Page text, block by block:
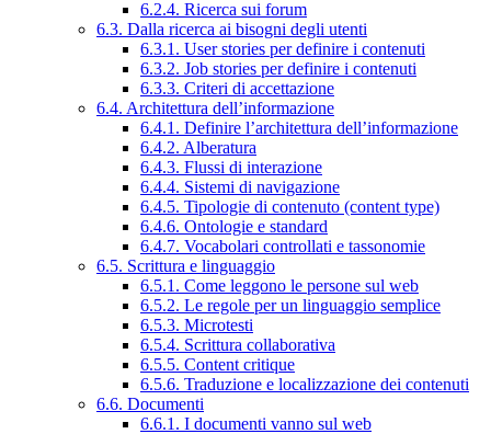
6.2.4. Ricerca sui forum
6.3. Dalla ricerca ai bisogni degli utenti
6.3.1. User stories per definire i contenuti
6.3.2. Job stories per definire i contenuti
6.3.3. Criteri di accettazione
6.4. Architettura dell’informazione
6.4.1. Definire l’architettura dell’informazione
6.4.2. Alberatura
6.4.3. Flussi di interazione
6.4.4. Sistemi di navigazione
6.4.5. Tipologie di contenuto (content type)
6.4.6. Ontologie e standard
6.4.7. Vocabolari controllati e tassonomie
6.5. Scrittura e linguaggio
6.5.1. Come leggono le persone sul web
6.5.2. Le regole per un linguaggio semplice
6.5.3. Microtesti
6.5.4. Scrittura collaborativa
6.5.5. Content critique
6.5.6. Traduzione e localizzazione dei contenuti
6.6. Documenti
6.6.1. I documenti vanno sul web